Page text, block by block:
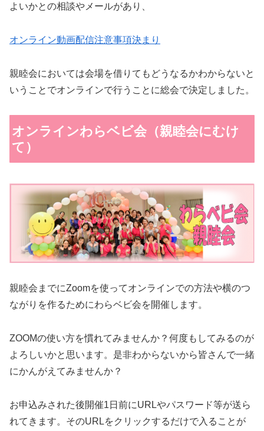
よいかとの相談やメールがあり、
オンライン動画配信注意事項決まり
親睦会においては会場を借りてもどうなるかわからないと
いうことでオンラインで行うことに総会で決定しました。
オンラインわらベビ会（親睦会にむけ
て）
親睦会までにZoomを使ってオンラインでの方法や横のつ
ながりを作るためにわらベビ会を開催します。
ZOOMの使い方を慣れてみませんか？何度もしてみるのが
よろしいかと思います。是非わからないから皆さんで一緒
にかんがえてみませんか？
お申込みされた後開催1日前にURLやパスワード等が送ら
れてきます。そのURLをクリックするだけで入ることが